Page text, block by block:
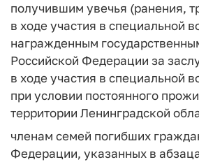
получившим увечья (ранения,
в ходе участия в специальной
награжденным
Российской Федерации за
в ходе участия в специальной
при условии постоянного
территории Ленинградской
членам семей погибших
Федерации, указанных в